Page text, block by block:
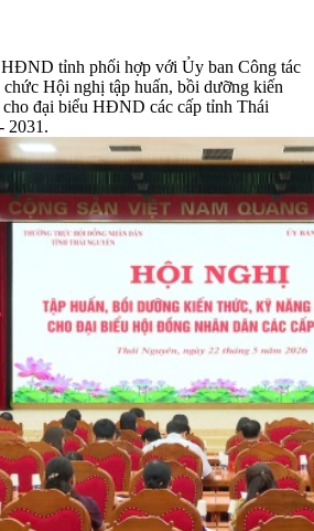
tỉnh phối hợp với Ủy ban Công tác
Hội nghị tập huấn, bồi dưỡng kiến
đại biểu HĐND các cấp tỉnh Thái
2031.